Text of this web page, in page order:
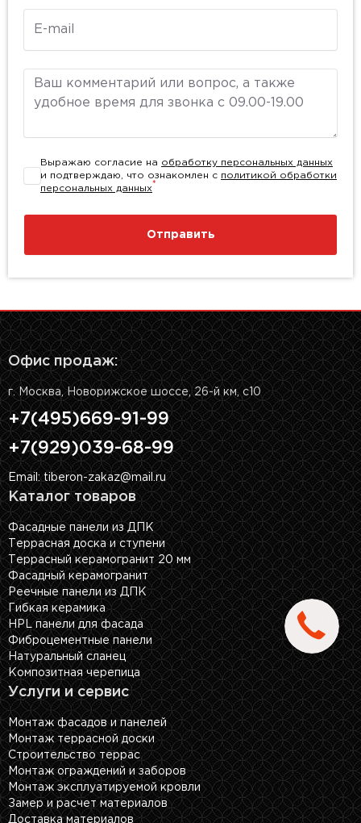
Комментарий
Выражаю согласие на обработку персональных данных
и подтверждаю, что ознакомлен с политикой обработки
персональных данных*
Отправить
Офис продаж:
г. Москва, Новорижское шоссе, 26-й км, с10
+7(495)669-91-99
+7(929)039-68-99
Email: tiberon-zakaz@mail.ru
Каталог товаров
Фасадные панели из ДПК
Террасная доска и ступени
Террасный керамогранит 20 мм
Фасадный керамогранит
Реечные панели из ДПК
Гибкая керамика
HPL панели для фасада
Фиброцементные панели
Натуральный сланец
Композитная черепица
Услуги и сервис
Монтаж фасадов и панелей
Монтаж террасной доски
Строительство террас
Монтаж ограждений и заборов
Монтаж эксплуатируемой кровли
Замер и расчет материалов
Доставка материалов